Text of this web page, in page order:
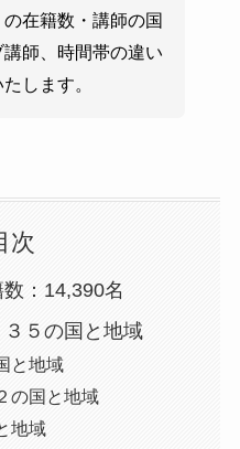
在籍数・講師の国
師、時間帯の違い
します。
次
：14,390名
５の国と地域
と地域
の国と地域
地域